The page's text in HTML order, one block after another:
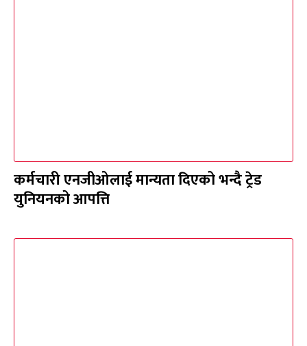
कर्मचारी एनजीओलाई मान्यता दिएको भन्दै ट्रेड
युनियनको आपत्ति